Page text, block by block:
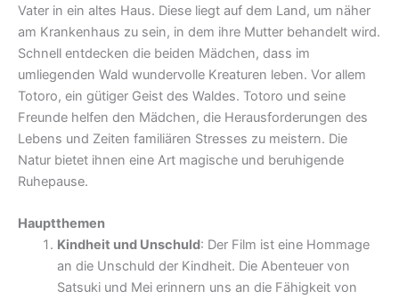
Vater in ein altes Haus. Diese liegt auf dem Land, um näher
am Krankenhaus zu sein, in dem ihre Mutter behandelt wird.
Schnell entdecken die beiden Mädchen, dass im
umliegenden Wald wundervolle Kreaturen leben. Vor allem
Totoro, ein gütiger Geist des Waldes. Totoro und seine
Freunde helfen den Mädchen, die Herausforderungen des
Lebens und Zeiten familiären Stresses zu meistern. Die
Natur bietet ihnen eine Art magische und beruhigende
Ruhepause.
Hauptthemen
Kindheit und Unschuld: Der Film ist eine Hommage
an die Unschuld der Kindheit. Die Abenteuer von
Satsuki und Mei erinnern uns an die Fähigkeit von